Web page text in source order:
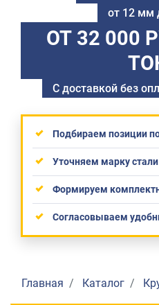
от 12 мм
ОТ 32 000
С доставкой без
Подбираем позиции
Уточняем марку
Формируем
Согласовываем
Главная Каталог